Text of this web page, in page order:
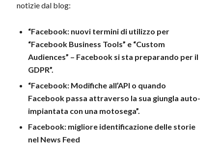
notizie dal blog:
“Facebook: nuovi termini di utilizzo per
“Facebook Business Tools” e “Custom
Audiences” – Facebook si sta preparando per il
GDPR”.
“Facebook: Modifiche all’API o quando
Facebook passa attraverso la sua giungla auto-
impiantata con una motosega”.
Facebook: migliore identificazione delle storie
nel News Feed